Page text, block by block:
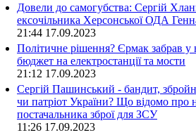
Довели до самогубства: Сергій
ексочільника Херсонської ОДА
21:44 17.09.2023
Політичне рішення? Єрмак забрав у
бюджет на електростанції та мости
21:12 17.09.2023
Сергій Пашинський - бандит,
чи патріот України? Що відомо про
постачальника зброї для ЗСУ
11:26 17.09.2023